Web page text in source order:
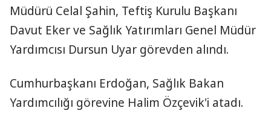
Müdürü Celal Şahin, Teftiş Kurulu Başkanı
Davut Eker ve Sağlık Yatırımları Genel Müdür
Yardımcısı Dursun Uyar görevden alındı.
Cumhurbaşkanı Erdoğan, Sağlık Bakan
Yardımcılığı görevine Halim Özçevik'i atadı.